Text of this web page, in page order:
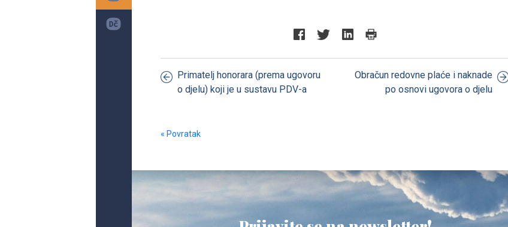
Primatelj honorara (prema ugovoru
o djelu) koji je u sustavu PDV-a
Obračun redovne plaće i naknade
po osnovi ugovora o djelu
« Povratak